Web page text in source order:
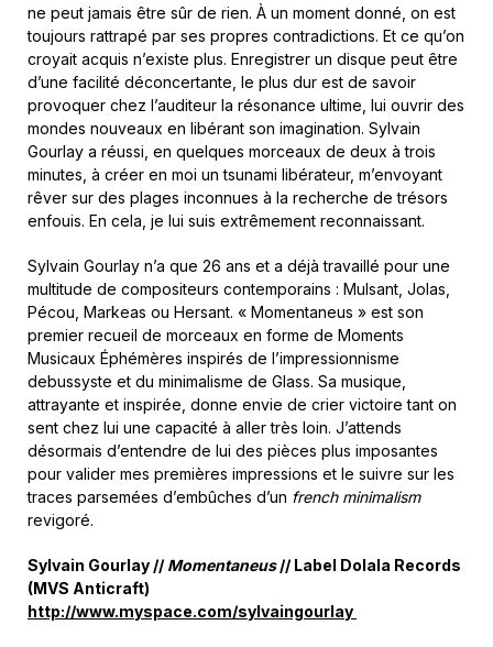
ne peut jamais être sûr de rien. À un moment donné, on est
toujours rattrapé par ses propres contradictions. Et ce qu’on
croyait acquis n’existe plus. Enregistrer un disque peut être
d’une facilité déconcertante, le plus dur est de savoir
provoquer chez l’auditeur la résonance ultime, lui ouvrir des
mondes nouveaux en libérant son imagination. Sylvain
Gourlay a réussi, en quelques morceaux de deux à trois
minutes, à créer en moi un tsunami libérateur, m’envoyant
rêver sur des plages inconnues à la recherche de trésors
enfouis. En cela, je lui suis extrêmement reconnaissant.
Sylvain Gourlay n’a que 26 ans et a déjà travaillé pour une
multitude de compositeurs contemporains : Mulsant, Jolas,
Pécou, Markeas ou Hersant. « Momentaneus » est son
premier recueil de morceaux en forme de Moments
Musicaux Éphémères inspirés de l’impressionnisme
debussyste et du minimalisme de Glass. Sa musique,
attrayante et inspirée, donne envie de crier victoire tant on
sent chez lui une capacité à aller très loin. J’attends
désormais d’entendre de lui des pièces plus imposantes
pour valider mes premières impressions et le suivre sur les
traces parsemées d’embûches d’un french minimalism
revigoré.
Sylvain Gourlay // Momentaneus// Label Dolala Records
(MVS Anticraft)
http://www.myspace.com/sylvaingourlay